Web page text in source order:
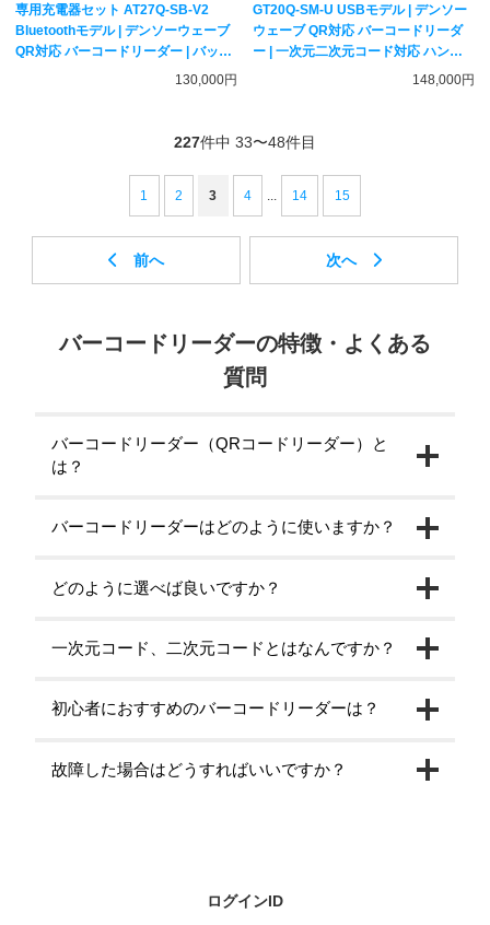
専用充電器セット AT27Q-SB-V2
Bluetoothモデル | デンソーウェーブ
QR対応 バーコードリーダー | バッテ
リ付き 一次元二次元コード対応 ハン
130,000円
GT20Q-SM-U USBモデル | デンソー
ウェーブ QR対応 バーコードリーダ
ー | 一次元二次元コード対応 ハンデ
ィスキャナー DENSO WAVE
148,000円
227件中 33〜48件目
1 2 3 4 ... 14 15
バーコードリーダーの特徴・よくある
質問
バーコードリーダー（QRコードリーダー）と
は？
バーコードリーダーはどのように使いますか？
どのように選べば良いですか？
一次元コード、二次元コードとはなんですか？
初心者におすすめのバーコードリーダーは？
故障した場合はどうすればいいですか？
ログインID